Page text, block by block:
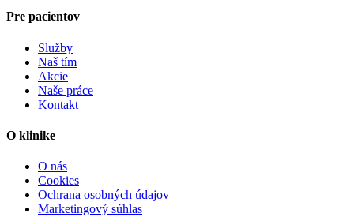
Pre pacientov
Služby
Naš tím
Akcie
Naše práce
Kontakt
O klinike
O nás
Cookies
Ochrana osobných údajov
Marketingový súhlas